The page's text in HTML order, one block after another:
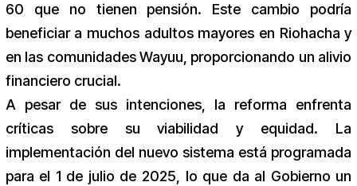
60 que no tienen pensión. Este cambio podría
beneficiar a muchos adultos mayores en Riohacha y
en las comunidades Wayuu, proporcionando un alivio
financiero crucial.
A pesar de sus intenciones, la reforma enfrenta
críticas sobre su viabilidad y equidad. La
implementación del nuevo sistema está programada
para el 1 de julio de 2025, lo que da al Gobierno un